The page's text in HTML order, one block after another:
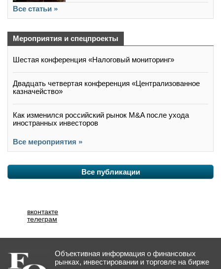
Все статьи »
Мероприятия и спецпроекты
Шестая конференция «Налоговый мониторинг»
Двадцать четвертая конференция «Централизованное
казначейство»
Как изменился российский рынок M&A после ухода
иностранных инвесторов
Все мероприятия »
Все публикации
вконтакте
телеграм
Объективная информация о финансовых
рынках, инвестировании и торговле на бирже